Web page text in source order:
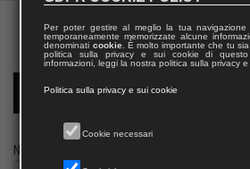
Modulo richiesta saggio docente
Nome
Per poter gestire al meglio la tua
temporaneamente memorizzate alcune
denominati cookie. È molto importante che tu
politica sulla privacy e sui cookie di
informazioni, leggi la nostra politica sulla privacy
Politica sulla privacy e sui cookie
Cookie necessari